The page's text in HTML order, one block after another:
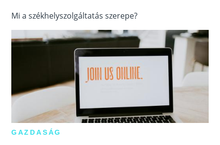
Mi a székhelyszolgáltatás szerepe?
GAZDASÁG